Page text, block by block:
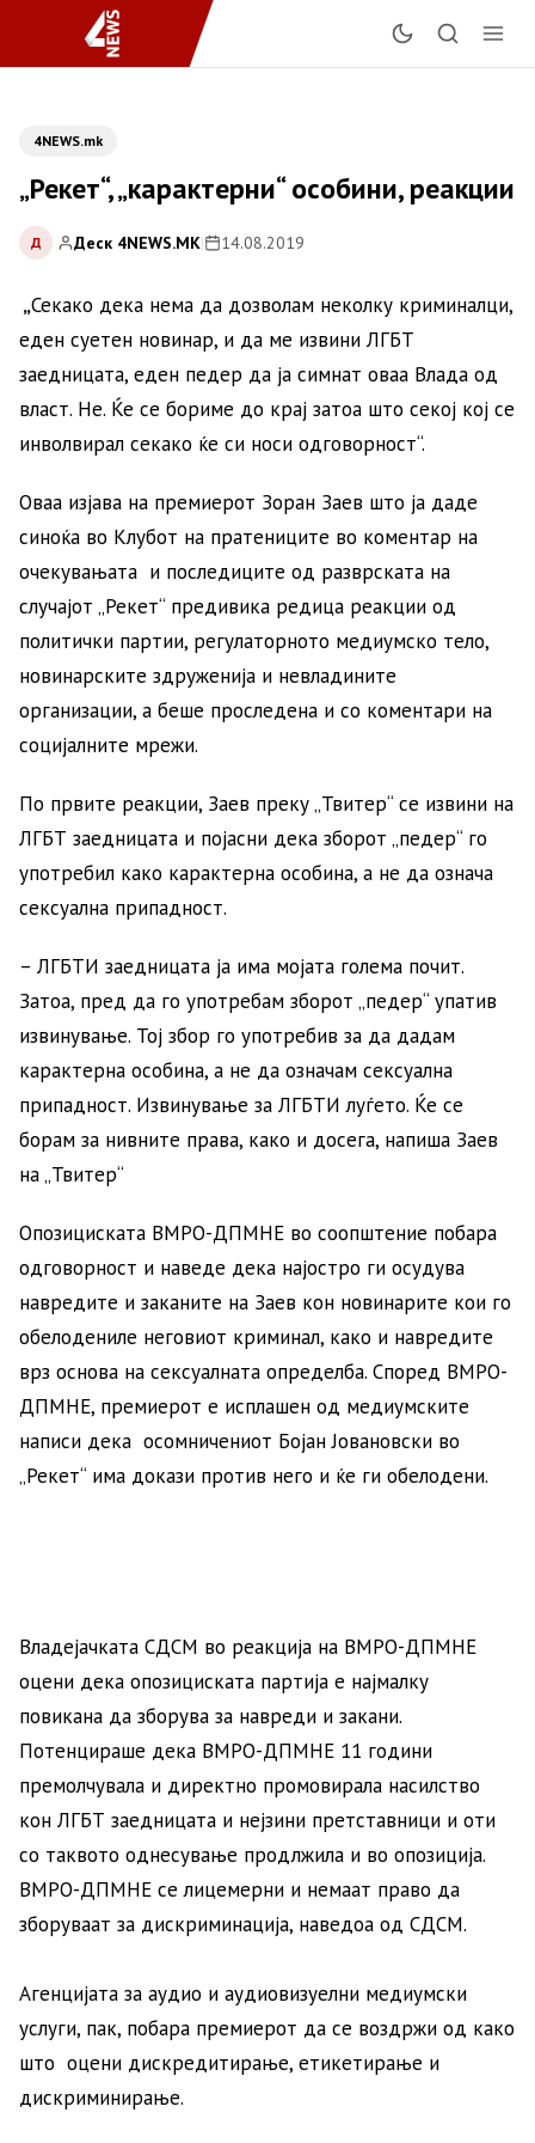
4NEWS.mk
„Рекет“, „карактерни“ особини, реакции
Д Деск 4NEWS.MK| 14.08.2019
„Секако дека нема да дозволам неколку криминалци,
еден суетен новинар, и да ме извини ЛГБТ
заедницата, еден педер да ја симнат оваа Влада од
власт. Не. Ќе се бориме до крај затоа што секој кој се
инволвирал секако ќе си носи одговорност“.
Оваа изјава на премиерот Зоран Заев што ја даде
синоќа во Клубот на пратениците во коментар на
очекувањата и последиците од разврската на
случајот „Рекет“ предивика редица реакции од
политички партии, регулаторното медиумско тело,
новинарските здруженија и невладините
организации, а беше проследена и со коментари на
социјалните мрежи.
По првите реакции, Заев преку „Твитер“ се извини на
ЛГБТ заедницата и појасни дека зборот „педер“ го
употребил како карактерна особина, а не да означа
сексуална припадност.
– ЛГБТИ заедницата ја има мојата голема почит.
Затоа, пред да го употребам зборот „педер“ упатив
извинување. Тој збор го употребив за да дадам
карактерна особина, а не да означам сексуална
припадност. Извинување за ЛГБТИ луѓето. Ќе се
борам за нивните права, како и досега, напиша Заев
на „Твитер“
Опозициската ВМРО-ДПМНЕ во соопштение побара
одговорност и наведе дека најостро ги осудува
навредите и заканите на Заев кон новинарите кои го
обелодениле неговиот криминал, како и навредите
врз основа на сексуалната определба. Според ВМРО-
ДПМНЕ, премиерот е исплашен од медиумските
написи дека осомничениот Бојан Јовановски во
„Рекет“ има докази против него и ќе ги обелодени.
Владејачката СДСМ во реакција на ВМРО-ДПМНЕ
оцени дека опозициската партија е најмалку
повикана да зборува за навреди и закани.
Потенцираше дека ВМРО-ДПМНЕ 11 години
премолчувала и директно промовирала насилство
кон ЛГБТ заедницата и нејзини претставници и оти
со таквото однесување продлжила и во опозиција.
ВМРО-ДПМНЕ се лицемерни и немаат право да
зборуваат за дискриминација, наведоа од СДСМ.
Агенцијата за аудио и аудиовизуелни медиумски
услуги, пак, побара премиерот да се воздржи од како
што оцени дискредитирање, етикетирање и
дискриминирање.